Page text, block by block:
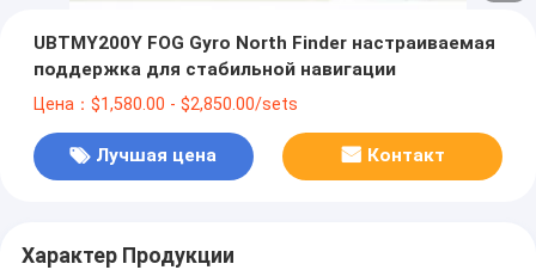
UBTMY200Y FOG Gyro North Finder настраиваемая
поддержка для стабильной навигации
Цена：$1,580.00 - $2,850.00/sets
Лучшая цена Контакт
Характер Продукции